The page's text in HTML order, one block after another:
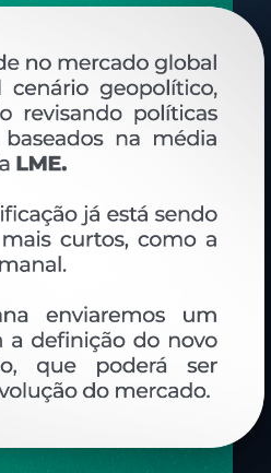
Em estoque
alumínio para MÓVEIS, com peso
relacionados
PESO LINEAR - KG/M DS-198